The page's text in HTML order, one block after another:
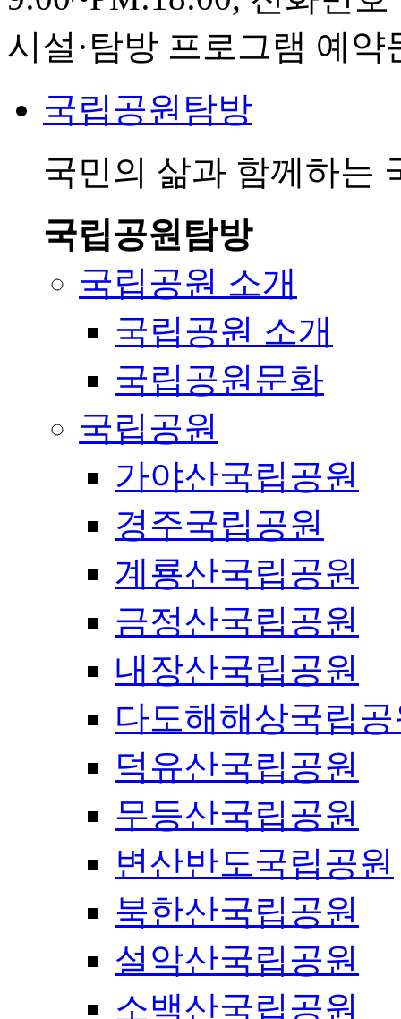
국립공원탐방
국민의 삶과 함께하는
국립공원탐방
국립공원 소개
국립공원 소개
국립공원문화
국립공원
가야산국립공원
경주국립공원
계룡산국립공원
금정산국립공원
내장산국립공원
다도해해상국립
덕유산국립공원
무등산국립공원
변산반도국립공원
북한산국립공원
설악산국립공원
소백산국립공원